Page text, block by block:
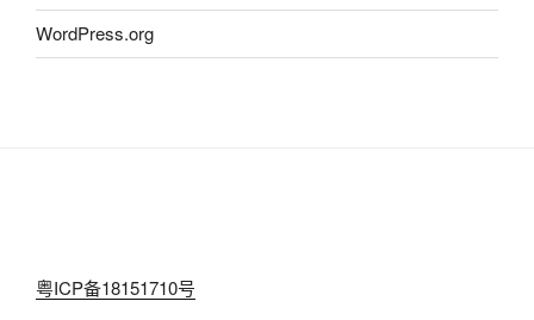
WordPress.org
粤ICP备18151710号